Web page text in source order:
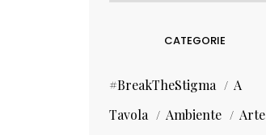
CATEGORIE
#BreakTheStigma
A
Tavola
Ambiente
Arte